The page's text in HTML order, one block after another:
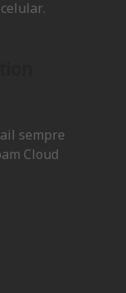
sempre
Cloud